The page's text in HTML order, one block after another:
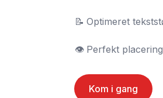
📝	Optimeret tekststørrelse
👁️	Perfekt placering
Kom i gang